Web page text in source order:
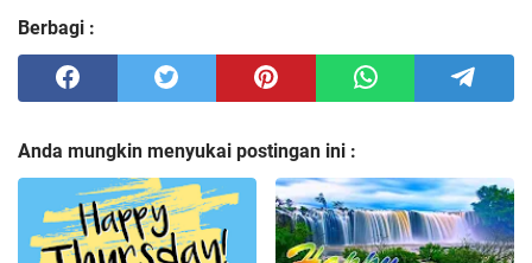
Berbagi :
Anda mungkin menyukai postingan ini :